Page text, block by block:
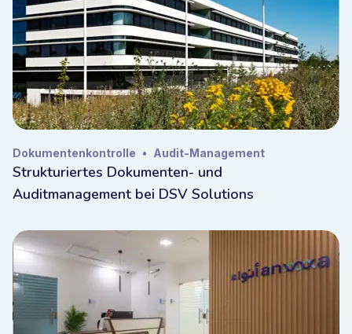
Dokumentenkontrolle • Audit-Management
Strukturiertes Dokumenten- und
Auditmanagement bei DSV Solutions